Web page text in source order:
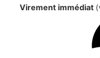
Virement immédiat